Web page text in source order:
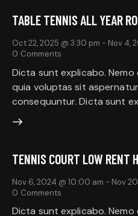
TABLE TENNIS ALL YEAR
Oct 22, 2025 @ 3:30 pm - Nov 4,
0 Comments
Dicta sunt explicabo.
quia voluptas sit
consequuntur. Dicta sunt
TENNIS COURT LOW RENT
Nov 6, 2024 @ 10:00 am - Nov
0 Comments
Dicta sunt explicabo.